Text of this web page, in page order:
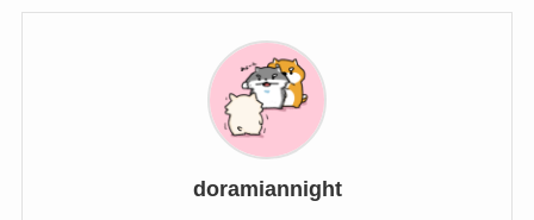
doramiannight